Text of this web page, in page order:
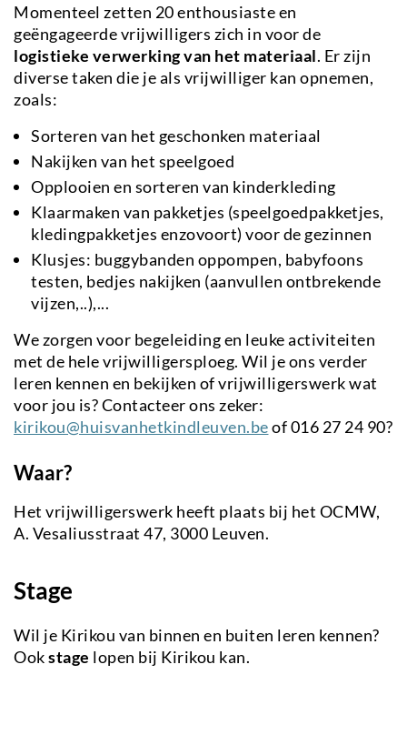
Momenteel zetten 20 enthousiaste en
geëngageerde vrijwilligers zich in voor de
logistieke verwerking van het materiaal. Er zijn
diverse taken die je als vrijwilliger kan opnemen,
zoals:
Sorteren van het geschonken materiaal
Nakijken van het speelgoed
Opplooien en sorteren van kinderkleding
Klaarmaken van pakketjes (speelgoedpakketjes,
kledingpakketjes enzovoort) voor de gezinnen
Klusjes: buggybanden oppompen, babyfoons
testen, bedjes nakijken (aanvullen ontbrekende
vijzen,..),...
We zorgen voor begeleiding en leuke activiteiten
met de hele vrijwilligersploeg. Wil je ons verder
leren kennen en bekijken of vrijwilligerswerk wat
voor jou is? Contacteer ons zeker:
kirikou@huisvanhetkindleuven.beof 016 27 24 90?
Waar?
Het vrijwilligerswerk heeft plaats bij het OCMW,
A. Vesaliusstraat 47, 3000 Leuven.
Stage
Wil je Kirikou van binnen en buiten leren kennen?
Ookstage lopen bij Kirikou kan.